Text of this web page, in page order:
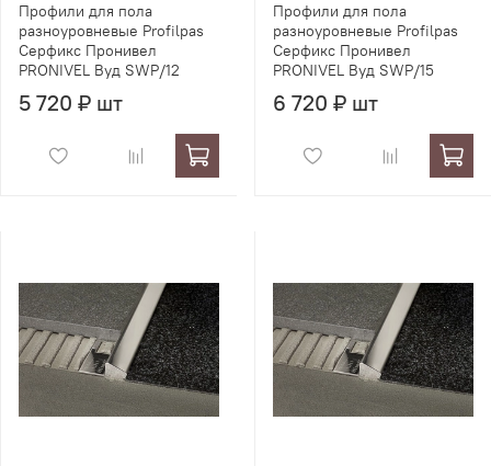
Профили для пола
разноуровневые Profilpas
Серфикс Пронивел
PRONIVEL Вуд SWP/12
5 720 ₽ шт
Профили для пола
разноуровневые Profilpas
Серфикс Пронивел
PRONIVEL Вуд SWP/15
6 720 ₽ шт